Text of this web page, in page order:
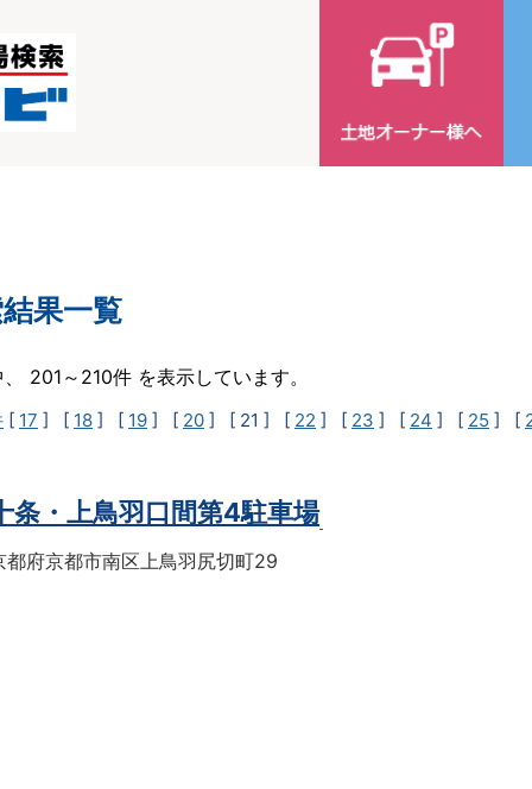
果一覧
201～210件 を表示しています。
[ 17 ] [ 18 ] [ 19 ] [ 20 ] [ 21 ] [ 22 ] [ 23 ] [ 24 ] [ 25 ] [
条・上鳥羽口間第4駐車場
都府京都市南区上鳥羽尻切町29